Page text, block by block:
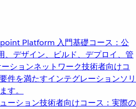
Platform 入門基礎コース：公
、デザイン、ビルド、デプロイ、管
ションネットワーク技術者向けコ
件を満たすインテグレーションソリ
す。
ーション技術者向けコース：実際の